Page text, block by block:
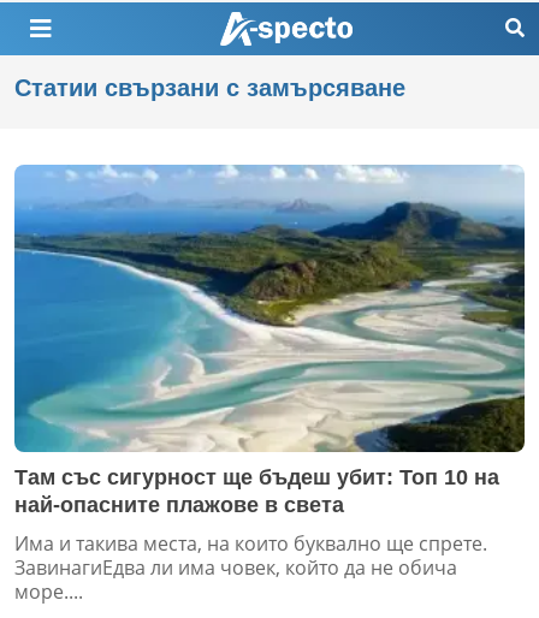
Статии свързани с замърсяване
Там със сигурност ще бъдеш убит: Топ 10 на
най-опасните плажове в света
Има и такива места, на които буквално ще спрете.
ЗавинагиЕдва ли има човек, който да не обича
море....